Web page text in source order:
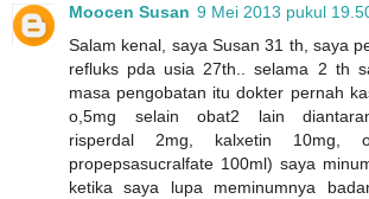
Moocen Susan 9 Mei 2013 pukul
Salam kenal, saya Susan 31 th, saya
refluks pda usia 27th.. selama 2 th
masa pengobatan itu dokter pernah
o,5mg selain obat2 lain
risperdal 2mg, kalxetin 10mg,
propepsasucralfate 100ml) saya
ketika saya lupa meminumnya